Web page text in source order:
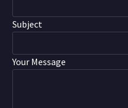
Subject
Your Message